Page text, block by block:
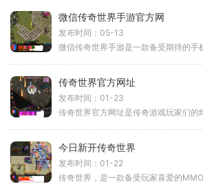
微信传奇世界手游官方网
发布时间：05-13
传奇世界官方网址
发布时间：01-23
今日新开传奇世界
发布时间：01-22